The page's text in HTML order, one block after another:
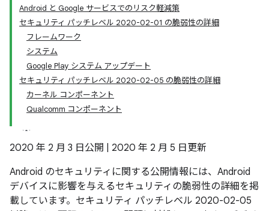
Android と Google サービスでのリスク軽減策
セキュリティ パッチレベル 2020-02-01 の脆弱性の詳細
フレームワーク
システム
Google Play システム アップデート
セキュリティ パッチレベル 2020-02-05 の脆弱性の詳細
カーネル コンポーネント
Qualcomm コンポーネント
2020 年 2 月 3 日公開 | 2020 年 2 月 5 日更新
Android のセキュリティに関する公開情報には、Android
デバイスに影響を与えるセキュリティの脆弱性の詳細を掲
載しています。セキュリティ パッチレベル 2020-02-05